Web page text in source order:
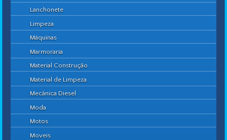
Lanchonete
Limpeza
Máquinas
Marmoraria
Material Construção
Material de Limpeza
Mecânica Diesel
Moda
Motos
Moveis